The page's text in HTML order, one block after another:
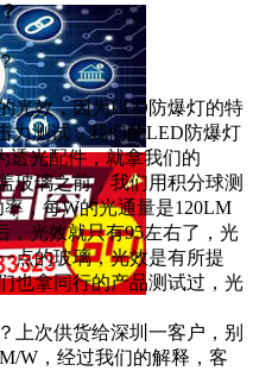
光效，因为LED防爆灯的特
力测试，我们的LED防爆灯
透光配件，就拿我们的
玻璃之前，我们用积分球测
，每W的光通量是120LM
，光效就只有95左右了，光
点的玻璃，光效是有所提
也拿同行的产品测试过，光
上次供货给深圳一客户，别
W，经过我们的解释，客